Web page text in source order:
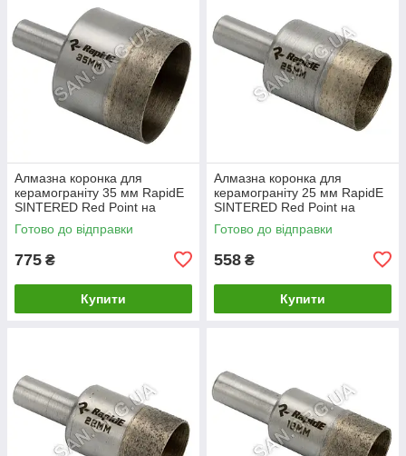
Алмазна коронка для
керамограніту 35 мм RapidE
SINTERED Red Point на
Дриль
Готово до відправки
775 ₴
Купити
Алмазна коронка для
керамограніту 25 мм RapidE
SINTERED Red Point на
Дриль
Готово до відправки
558 ₴
Купити